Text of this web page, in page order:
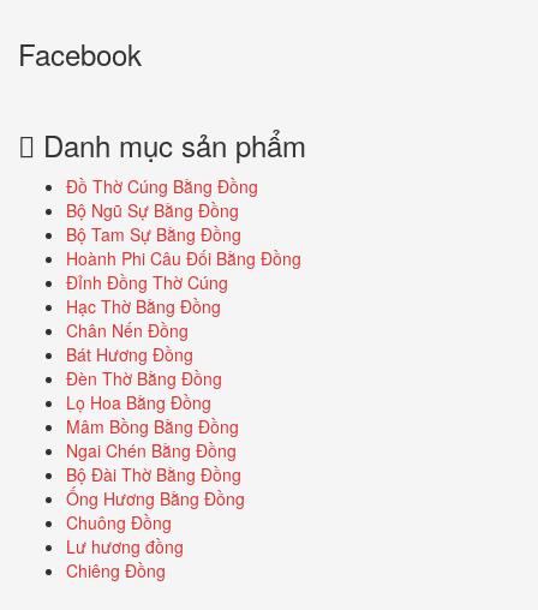
Facebook
Danh mục sản phẩm
Đồ Thờ Cúng Bằng Đồng
Bộ Ngũ Sự Bằng Đồng
Bộ Tam Sự Bằng Đồng
Hoành Phi Câu Đối Bằng Đồng
Đỉnh Đồng Thờ Cúng
Hạc Thờ Bằng Đồng
Chân Nến Đồng
Bát Hương Đồng
Đèn Thờ Bằng Đồng
Lọ Hoa Bằng Đồng
Mâm Bồng Bằng Đồng
Ngai Chén Bằng Đồng
Bộ Đài Thờ Bằng Đồng
Ống Hương Bằng Đồng
Chuông Đồng
Lư hương đồng
Chiêng Đồng